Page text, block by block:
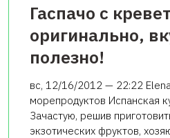
Гаспачо с
оригинально,
полезно!
вс, 12/16/2012 — 22:22
морепродуктов Испанская
Зачастую, решив
экзотических фруктов,